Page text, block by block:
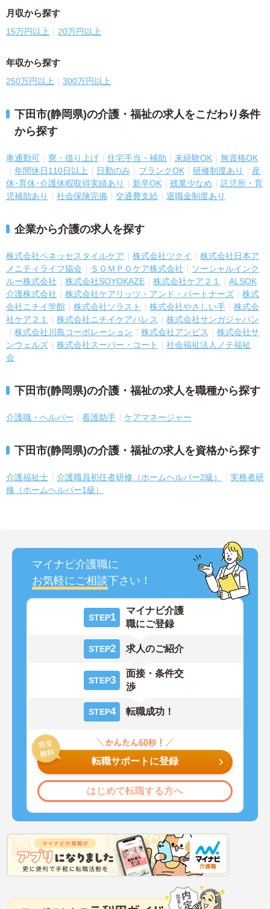
月収から探す
15万円以上 20万円以上
年収から探す
250万円以上 300万円以上
下田市(静岡県)の介護・福祉の求人をこだわり条件
から探す
車通勤可 寮・借り上げ 住宅手当・補助 未経験OK
無資格OK
年間休日110日以上
日勤のみ ブランクOK 研修制度あり
産
休･育休･介護休暇取得実績あり
新卒OK 残業少なめ
託児所・育
児補助あり
社会保険完備 交通費支給 退職金制度あり
企業から介護の求人を探す
株式会社ベネッセスタイルケア 株式会社ツクイ
株式会社日本ア
メニティライフ協会
ＳＯＭＰＯケア株式会社
ソーシャルインク
ルー株式会社
株式会社SOYOKAZE 株式会社ケア２１
ALSOK
介護株式会社
株式会社ケアリッツ・アンド・パートナーズ
株式
会社ニチイ学館
株式会社ソラスト 株式会社やさしい手
株式会
社ケア２１
株式会社ニチイケアパレス
株式会社サンガジャパン
株式会社川島コーポレーション
株式会社アンビス
株式会社サ
ンウェルズ
株式会社スーパー・コート
社会福祉法人ノテ福祉
会
下田市(静岡県)の介護・福祉の求人を職種から探す
介護職・ヘルパー 看護助手 ケアマネージャー
下田市(静岡県)の介護・福祉の求人を資格から探す
介護福祉士 介護職員初任者研修（ホームヘルパー2級）
実務者研
修（ホームヘルパー1級）
マイナビ介護職に
お気軽にご相談下さい！
STEP1
マイナビ介護
職にご登録
STEP2 求人のご紹介
STEP3
面接・条件交
渉
STEP4 転職成功！
転職サポートに登録
はじめて転職する方へ